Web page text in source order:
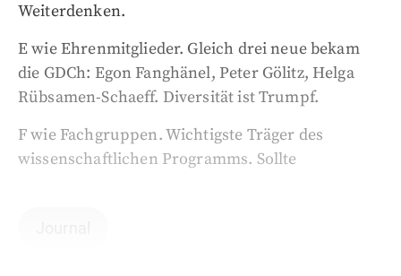
Weiterdenken.
E wie Ehrenmitglieder. Gleich drei neue bekam
die GDCh: Egon Fanghänel, Peter Gölitz, Helga
Rübsamen-Schaeff. Diversität ist Trumpf.
F wie Fachgruppen. Wichtigste Träger des
wissenschaftlichen Programms. Sollte